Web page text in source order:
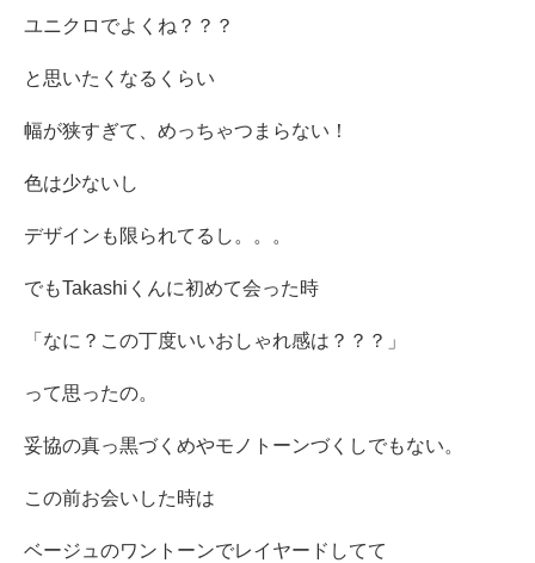
ユニクロでよくね？？？
と思いたくなるくらい
幅が狭すぎて、めっちゃつまらない！
色は少ないし
デザインも限られてるし。。。
でもTakashiくんに初めて会った時
「なに？この丁度いいおしゃれ感は？？？」
って思ったの。
妥協の真っ黒づくめやモノトーンづくしでもない。
この前お会いした時は
ベージュのワントーンでレイヤードしてて